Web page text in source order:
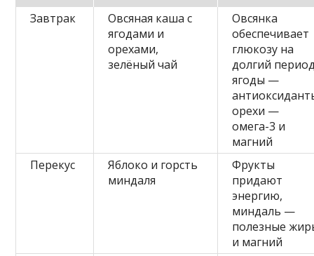
Завтрак
Овсяная каша с
ягодами и
орехами,
зелёный чай
Овсянка
обеспечивает
глюкозу на
долгий
ягоды —
орехи —
омега-3 и
магний
Перекус
Яблоко и горсть
миндаля
Фрукты
придают
энергию,
миндаль —
полезные
и магний